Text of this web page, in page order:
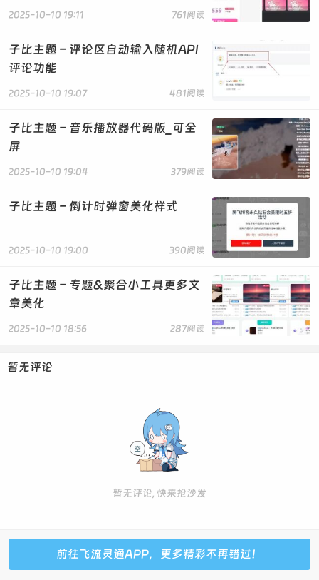
function zibpay_get_down_html($post_id)
$pay_mate = get_post_meta($post_id,
'posts_zibpay', true);
$html = '';
if (empty($pay_mate['pay_type']) ||
$pay_mate['pay_type'] != '2') {
return get_template_part('template/content-
$thumbnail = zib_post_thumbnail('full', '', true,
// 查询是否已经购买
$posts_title = get_the_title($post_id) .
get_post_meta($post_id, 'subtitle', true);
$pay_title = !empty($pay_mate['pay_title']) ?
$pay_mate['pay_title'] : $posts_title;
$pay_details = $pay_mate['pay_details'];
//已经购买直接显示下载盒子
zibpay_get_paid_type_name($paid_obj['paid_type']);
red" style="z-index: 2;font-size: 12px;padding: 2px
$paid_name . '</badge>';
if($paid_name =='推广会员免费'||$paid_name =='代理
会员免费'){
761阅读
2025-10-10 19:11
子比主题 – 评论区自动输入随机API
评论功能
481阅读
2025-10-10 19:07
子比主题 – 音乐播放器代码版_可全
屏
379阅读
2025-10-10 19:04
子比主题 – 倒计时弹窗美化样式
390阅读
2025-10-10 19:00
子比主题 – 专题&聚合小工具更多文
章美化
287阅读
2025-10-10 18:56
暂无评论
暂无评论, 快来抢沙发
前往飞流灵通APP，更多精彩不再错过！